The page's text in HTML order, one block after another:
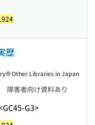
歴
障害者向け資料あり
G3>
Other Libraries in Japan